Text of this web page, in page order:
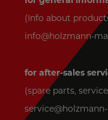
(Info about
info@holzmann-
for after-sales
(spare parts,